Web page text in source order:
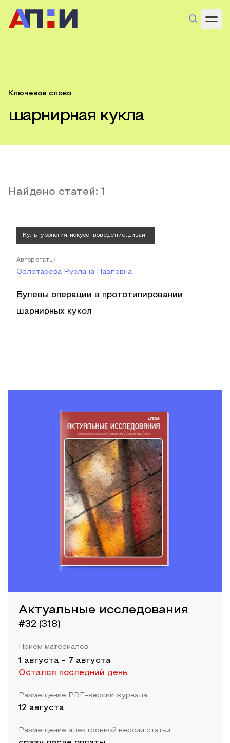
Ключевое слово
шарнирная кукла
Найдено статей: 1
Культурология, искусствоведение, дизайн
Автор статьи
Золотарева Руслана Павловна
Булевы операции в прототипировании
шарнирных кукол
Актуальные исследования
#32 (318)
Прием материалов
1 августа - 7 августа
Остался последний день
Размещение PDF-версии журнала
12 августа
Размещение электронной версии статьи